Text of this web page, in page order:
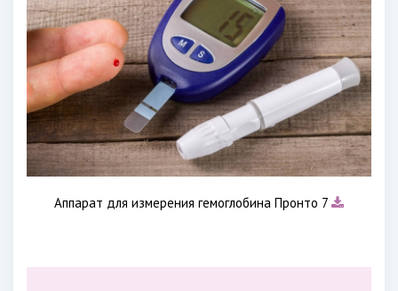
Аппарат для измерения гемоглобина Пронто 7